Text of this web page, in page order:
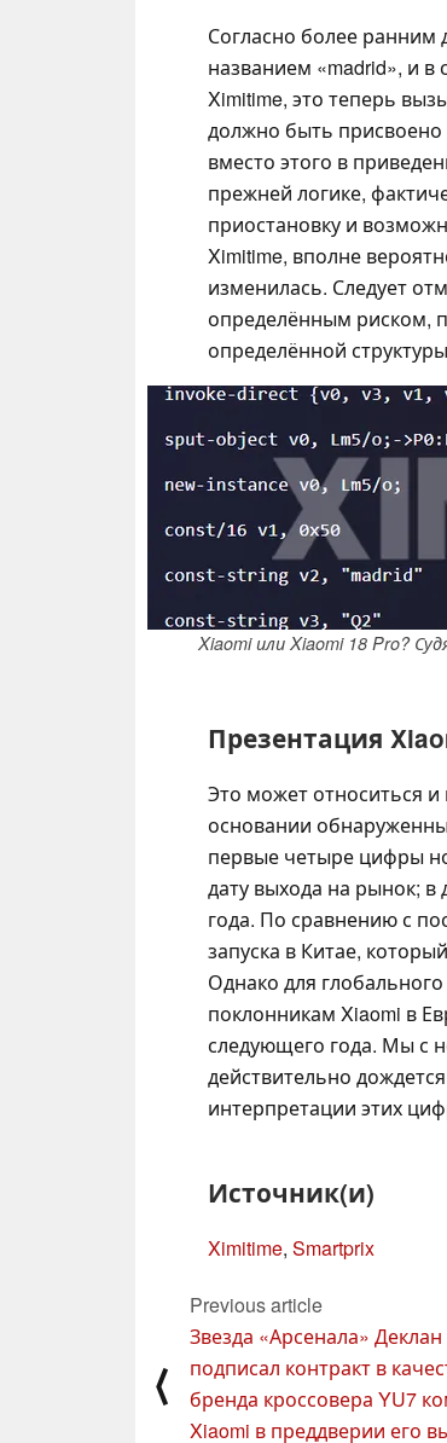
Согласно более ранним
названием «madrid», и
Ximitime, это теперь
должно быть присвоено
вместо этого в
прежней логике,
приостановку и
Ximitime, вполне
изменилась. Следует
определённым риском,
определённой
Xiaomi или Xiaomi 18 Pro?
Презентация
Это может относиться
основании
первые четыре цифры
дату выхода на рынок; в
года. По сравнению с
запуска в Китае,
Однако для
поклонникам Xiaomi в
следующего года. Мы с
действительно
интерпретации этих
Источник(и)
Ximitime, Smartprix
⟨
Previous article
Звезда «Арсенала» Деклан
подписал контракт в
бренда кроссовера YU7
Xiaomi в преддверии его